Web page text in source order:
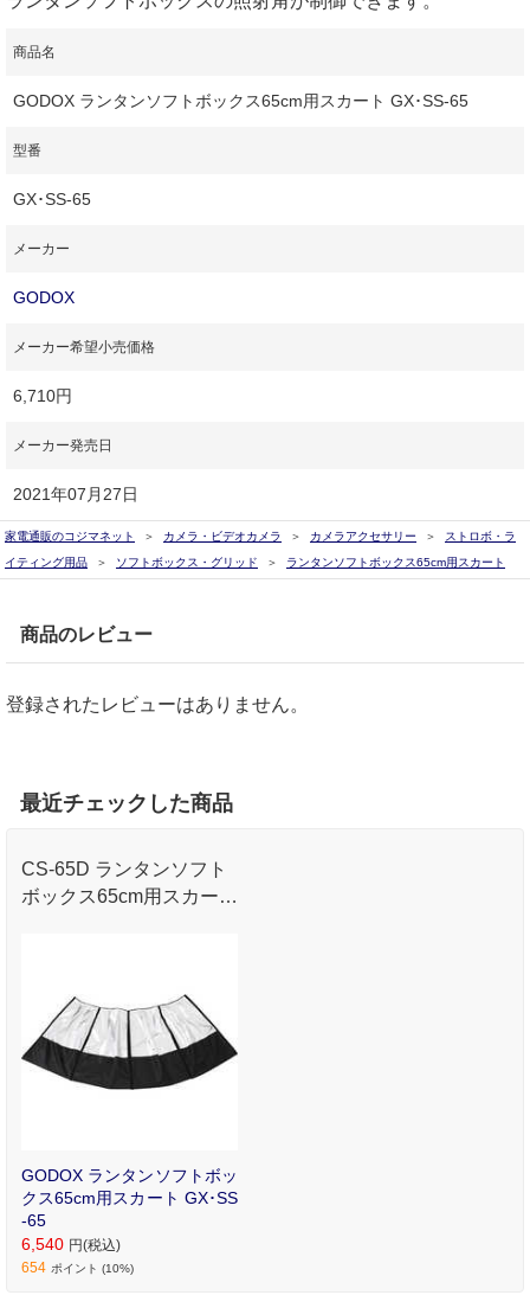
商品名
GODOX ランタンソフトボックス65cm用スカート GX･SS-65
型番
GX･SS-65
メーカー
GODOX
メーカー希望小売価格
6,710円
メーカー発売日
2021年07月27日
家電通販のコジマネット カメラ・ビデオカメラ カメラアクセサリー
ストロボ・ラ
イティング用品
ソフトボックス・グリッド ランタンソフトボックス65cm用スカート
商品のレビュー
登録されたレビューはありません。
最近チェックした商品
CS-65D ランタンソフト
ボックス65cm用スカー
GODOX ランタンソフトボッ
クス65cm用スカート GX･SS
-65
6,540 円(税込)
654 ポイント (10%)